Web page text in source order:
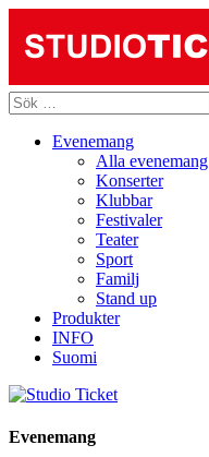
content
Sök
efter:
Evenemang
Alla evenemang
Konserter
Klubbar
Festivaler
Teater
Sport
Familj
Stand up
Produkter
INFO
Suomi
Evenemang